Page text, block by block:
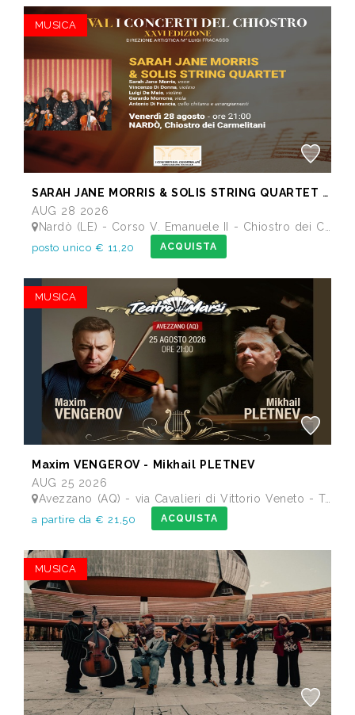
MUSICA
SARAH JANE MORRIS & SOLIS STRING QUARTET - Festival I Concerti del Chiostro
AUG 28 2026
Nardò (LE) - Corso V. Emanuele II - Chiostro dei Carmelitani
posto unico € 11,20 ACQUISTA
MUSICA
Maxim VENGEROV - Mikhail PLETNEV
AUG 25 2026
Avezzano (AQ) - via Cavalieri di Vittorio Veneto - Teatro dei Marsi
a partire da € 21,50 ACQUISTA
MUSICA